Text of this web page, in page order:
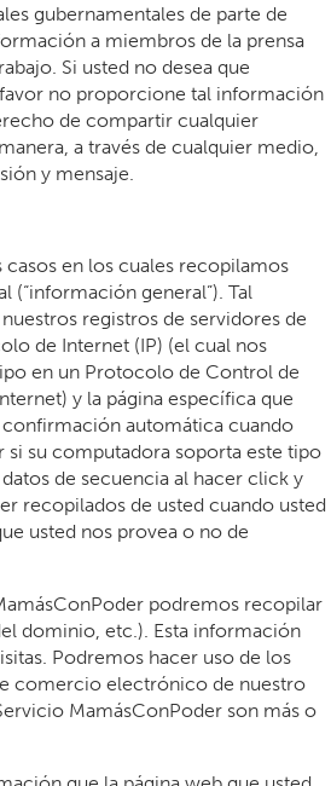
gubernamentales de parte de
a miembros de la prensa
Si usted no desea que
no proporcione tal información
de compartir cualquier
a través de cualquier medio,
y mensaje.
en los cuales recopilamos
(“información general”). Tal
registros de servidores de
de Internet (IP) (el cual nos
en un Protocolo de Control de
y la página específica que
automática cuando
su computadora soporta este tipo
de secuencia al hacer click y
recopilados de usted cuando usted
usted nos provea o no de
podremos recopilar
dominio, etc.). Esta información
Podremos hacer uso de los
comercio electrónico de nuestro
MamásConPoder son más o